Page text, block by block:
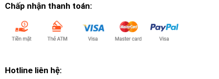
Chấp nhận thanh toán:
Hotline liên hệ: